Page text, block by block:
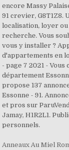
encore Massy
91 crevier,
localisation, loyer
recherche. Vous
vous y installer ?
d'appartements en
- page 7 2021 -
département
propose 137
Essonne - 91.
et pros sur
Jamay, H1R2L1.
personnels.
Anneaux Au Miel